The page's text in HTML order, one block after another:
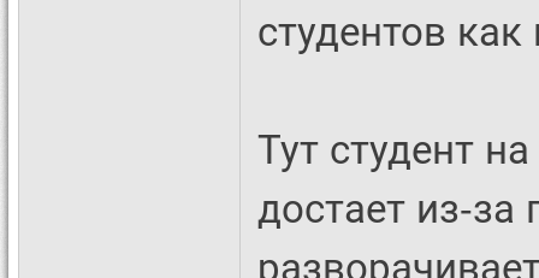
студентов
Тут студент
достает из-за